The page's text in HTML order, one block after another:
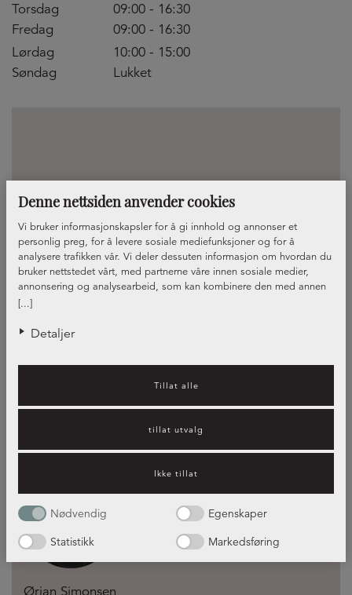
Denne nettsiden anvender cookies
[...]
Vi bruker informasjonskapsler for å gi innhold og annonser et
personlig preg, for å levere sosiale mediefunksjoner og for å
analysere trafikken vår. Vi deler dessuten informasjon om hvordan du
bruker nettstedet vårt, med partnerne våre innen sosiale medier,
annonsering og analysearbeid, som kan kombinere den med annen
informasjon du har gjort tilgjengelig for dem, eller som de har samlet
Detaljer
Tillat alle
tillat utvalg
Ikke tillat
Nødvendig
Egenskaper
Statistikk
Markedsføring
Torsdag
09:00 - 16:30
Fredag
09:00 - 16:30
Lørdag
10:00 - 15:00
Søndag
Lukket
Våre Kjøkkenkonsulenter
Ørjan Simonsen